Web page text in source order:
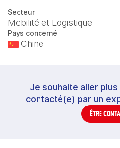
Secteur
Mobilité et Logistique
Pays concerné
Chine
Je souhaite aller
contacté(e) par un
ÊTRE